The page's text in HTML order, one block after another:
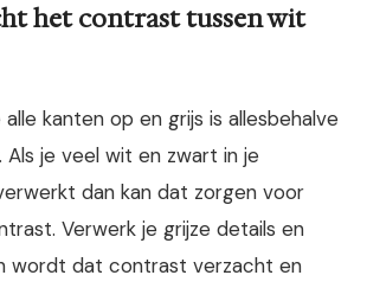
het contrast tussen wit
kanten op en grijs is allesbehalve
Als je veel wit en zwart in je
dan kan dat zorgen voor
Verwerk je grijze details en
wordt dat contrast verzacht en